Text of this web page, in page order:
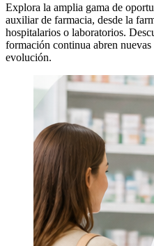
Explora la amplia gama de
auxiliar de farmacia, desde la
hospitalarios o laboratorios.
formación continua abren
evolución.